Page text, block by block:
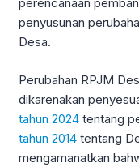
perencanaan
penyusunan
Desa.
Perubahan RPJM
dikarenakan
tahun 2024 tentang
tahun 2014 tentang
mengamanatkan